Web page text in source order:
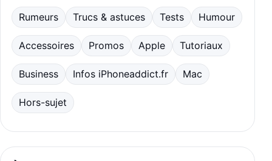
Rumeurs Trucs & astuces Tests Humour
Accessoires Promos Apple Tutoriaux
Business Infos iPhoneaddict.fr Mac
Hors-sujet